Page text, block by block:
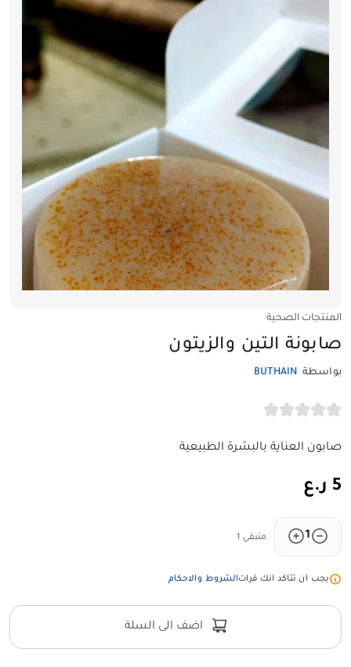
المنتجات الصحية
صابونة التين والزيتون
بواسطة BUTHAIN
صابون العناية بالبشرة الطبيعية
5 ر.ع
1 متبقي 1
يجب ان تتاكد انك قراتالشروط والاحكام
اضف الى السلة